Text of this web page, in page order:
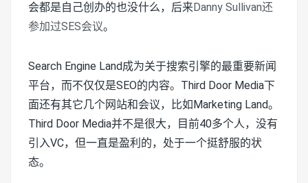
会都是自己创办的也没什么，后来Danny Sullivan还
参加过SES会议。
Search Engine Land成为关于搜索引擎的最重要新闻
平台，而不仅仅是SEO的内容。Third Door Media下
面还有其它几个网站和会议，比如Marketing Land。
Third Door Media并不是很大，目前40多个人，没有
引入VC，但一直是盈利的，处于一个挺舒服的状
态。